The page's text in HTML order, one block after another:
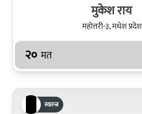
मुकेश राय
महोत्तरी-३, मधेश प्रदेश
२० मत
स्वतन्त्र